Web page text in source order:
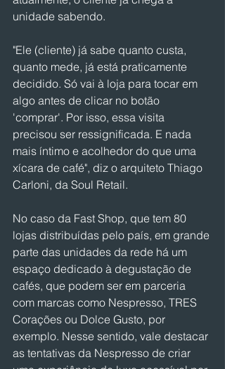
unidade sabendo.
"Ele (cliente) já sabe quanto custa,
quanto mede, já está praticamente
decidido. Só vai à loja para tocar em
algo antes de clicar no botão
'comprar'. Por isso, essa visita
precisou ser ressignificada. E nada
mais íntimo e acolhedor do que uma
xícara de café", diz o arquiteto Thiago
Carloni, da Soul Retail.
No caso da Fast Shop, que tem 80
lojas distribuídas pelo país, em grande
parte das unidades da rede há um
espaço dedicado à degustação de
cafés, que podem ser em parceria
com marcas como Nespresso, TRES
Corações ou Dolce Gusto, por
exemplo. Nesse sentido, vale destacar
as tentativas da Nespresso de criar